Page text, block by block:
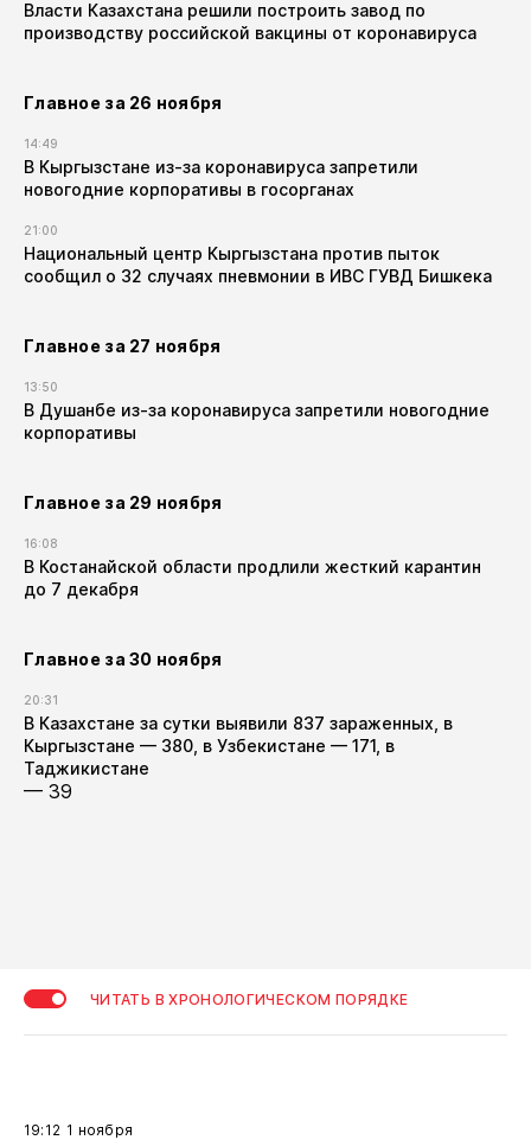
Власти Казахстана решили построить завод по
производству российской вакцины от коронавируса
Главное за 26 ноября
14:49
В Кыргызстане из-за коронавируса запретили
новогодние корпоративы в госорганах
21:00
Национальный центр Кыргызстана против пыток
сообщил о 32 случаях пневмонии в ИВС ГУВД Бишкека
Главное за 27 ноября
13:50
В Душанбе из-за коронавируса запретили новогодние
корпоративы
Главное за 29 ноября
16:08
В Костанайской области продлили жесткий карантин
до 7 декабря
Главное за 30 ноября
20:31
В Казахстане за сутки выявили 837 зараженных, в
Кыргызстане — 380, в Узбекистане — 171, в
Таджикистане
— 39
ЧИТАТЬ В ХРОНОЛОГИЧЕСКОМ ПОРЯДКЕ
19:12 1 ноября